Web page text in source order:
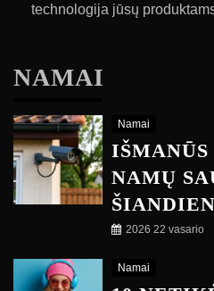
technologija jūsų
NAMAI
Namai
NAMŲ
2026 22 vasario
Namai